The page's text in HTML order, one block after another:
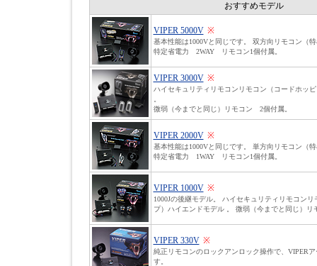
おすすめモデル
VIPER 5000V ※
基本性能は1000Vと同じです。 双方向リモコン（
特定省電力 2WAY リモコン1個付属。
VIPER 3000V ※
ハイセキュリティリモコンリモコン（コードホッ
微弱（今までと同じ）リモコン 2個付属。
VIPER 2000V ※
基本性能は1000Vと同じです。 単方向リモコン（
特定省電力 1WAY リモコン1個付属。
VIPER 1000V ※
1000Jの後継モデル。 ハイセキュリティリモコン
プ）ハイエンドモデル 。 微弱（今までと同じ）
VIPER 330V ※
純正リモコンのロックアンロック操作で、VIPER
す。